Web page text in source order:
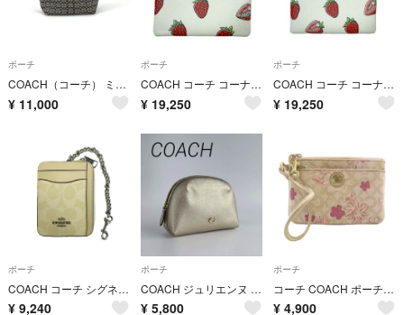
ポーチ
COACH（コーチ） ミニシグネチャー柄 アクセサリーポーチ ブラック
¥ 11,000
ポーチ
COACH コーチ コーナー ジップ リストレット CBB81 アイボリー ハンドポーチ
¥ 19,250
ポーチ
COACH コーチ コーナー ジップ リストレット ストロベリー CBB81 アイボリー ハンドポーチ
¥ 19,250
ポーチ
COACH コーチ シグネチャー CW883 クリーム 財布 ポーチ
¥ 9,240
ポーチ
COACH ジュリエンヌ コスメティック ケース 17 ポーチ グレインレザー
¥ 5,800
ポーチ
コーチ COACH ポーチ ベージュ ピンク
¥ 4,900